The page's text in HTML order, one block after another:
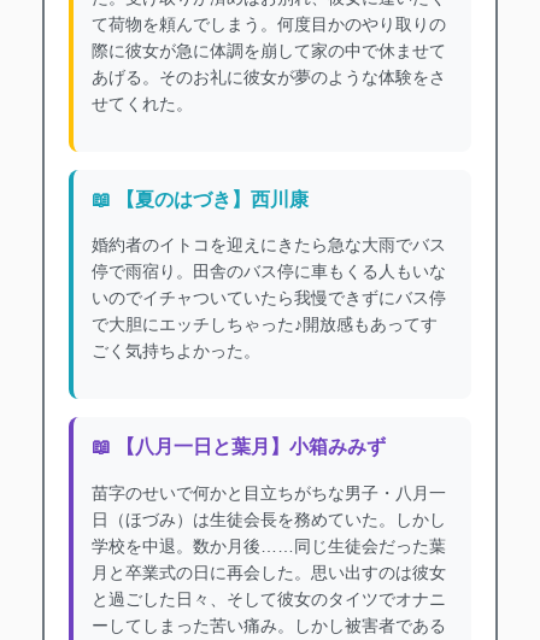
て荷物を頼んでしまう。何度目かのやり取りの
際に彼女が急に体調を崩して家の中で休ませて
あげる。そのお礼に彼女が夢のような体験をさ
せてくれた。
📖 【夏のはづき】西川康
婚約者のイトコを迎えにきたら急な大雨でバス
停で雨宿り。田舎のバス停に車もくる人もいな
いのでイチャついていたら我慢できずにバス停
で大胆にエッチしちゃった♪開放感もあってす
ごく気持ちよかった。
📖 【八月一日と葉月】小箱みみず
苗字のせいで何かと目立ちがちな男子・八月一
日（ほづみ）は生徒会長を務めていた。しかし
学校を中退。数か月後……同じ生徒会だった葉
月と卒業式の日に再会した。思い出すのは彼女
と過ごした日々、そして彼女のタイツでオナニ
ーしてしまった苦い痛み。しかし被害者である